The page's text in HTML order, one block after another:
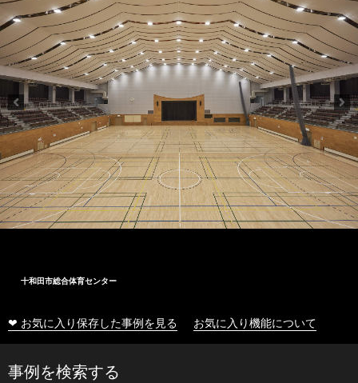
十和田市総合体育センター
❤ お気に入り保存した事例を見る お気に入り機能について
事例を検索する